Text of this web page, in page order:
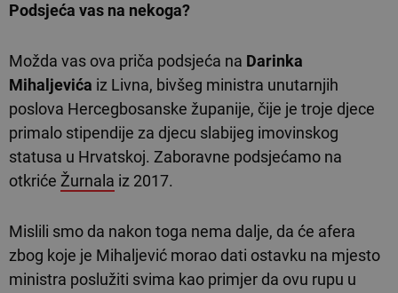
Podsjeća vas na nekoga?
Možda vas ova priča podsjeća na Darinka
Mihaljevića iz Livna, bivšeg ministra unutarnjih
poslova Hercegbosanske županije, čije je troje djece
primalo stipendije za djecu slabijeg imovinskog
statusa u Hrvatskoj. Zaboravne podsjećamo na
otkriće Žurnala iz 2017.
Mislili smo da nakon toga nema dalje, da će afera
zbog koje je Mihaljević morao dati ostavku na mjesto
ministra poslužiti svima kao primjer da ovu rupu u